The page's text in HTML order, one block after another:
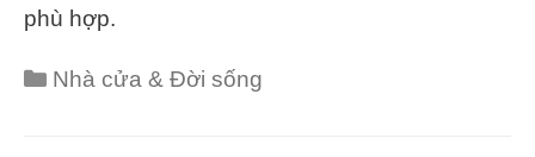
phù hợp.
Nhà cửa & Đời sống